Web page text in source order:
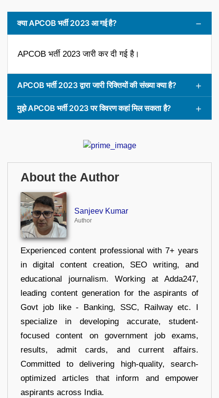
क्या APCOB भर्ती 2023 आ गई है?
APCOB भर्ती 2023 जारी कर दी गई है।
APCOB भर्ती 2023 द्वारा जारी रिक्तियों की संख्या क्या है?
मुझे APCOB भर्ती 2023 पर विवरण कहां मिल सकता है?
About the Author
Sanjeev Kumar
Author
Experienced content professional with 7+ years
in digital content creation, SEO writing, and
educational journalism. Working at Adda247,
leading content generation for the aspirants of
Govt job like - Banking, SSC, Railway etc. I
specialize in developing accurate, student-
focused content on government job exams,
results, admit cards, and current affairs.
Committed to delivering high-quality, search-
optimized articles that inform and empower
aspirants across India.